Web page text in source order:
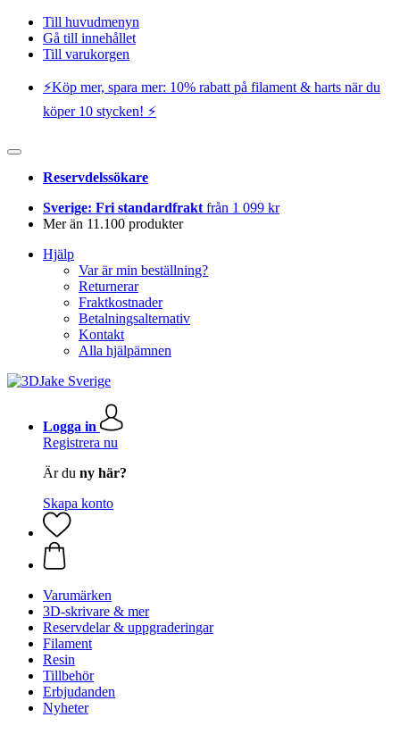
Till huvudmenyn
Gå till innehållet
Till varukorgen
⚡️Köp mer, spara mer: 10% rabatt på filament & harts när du
köper 10 stycken! ⚡️
Reservdelssökare
Sverige: Fri standardfrakt från 1 099 kr
Mer än 11.100 produkter
Hjälp
Var är min beställning?
Returnerar
Fraktkostnader
Betalningsalternativ
Kontakt
Alla hjälpämnen
Logga in
Registrera nu
Är du ny här?
Skapa konto
Varumärken
3D-skrivare & mer
Reservdelar & uppgraderingar
Filament
Resin
Tillbehör
Erbjudanden
Nyheter